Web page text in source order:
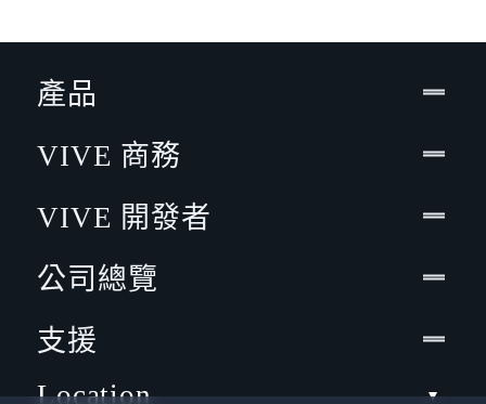
產品
VIVE 商務
VIVE 開發者
公司總覽
支援
Location